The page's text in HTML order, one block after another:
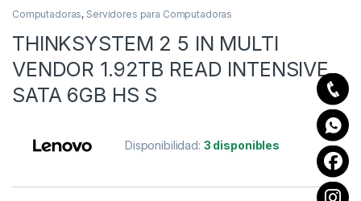
Computadoras, Servidores para Computadoras
THINKSYSTEM 2 5 IN MULTI
VENDOR 1.92TB READ INTENSIVE
SATA 6GB HS S
Disponibilidad: 3 disponibles